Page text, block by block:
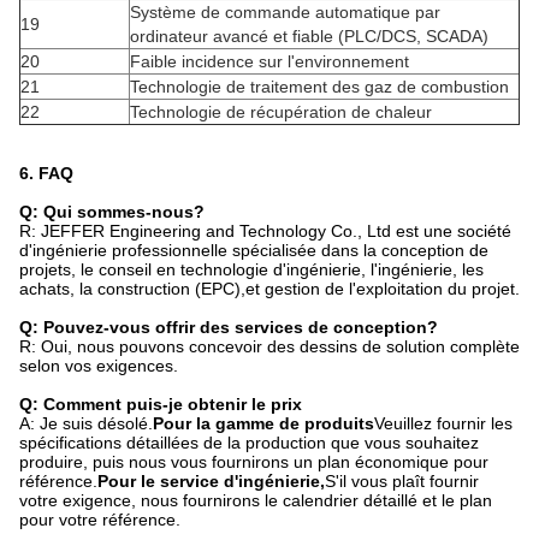
19
Système de commande automatique par
ordinateur avancé et fiable (PLC/DCS, SCADA)
20
Faible incidence sur l'environnement
21
Technologie de traitement des gaz de combustion
22
Technologie de récupération de chaleur
6. FAQ
Q: Qui sommes-nous?
R: JEFFER Engineering and Technology Co., Ltd est une société
d'ingénierie professionnelle spécialisée dans la conception de
projets, le conseil en technologie d'ingénierie, l'ingénierie, les
achats, la construction (EPC),et gestion de l'exploitation du projet.
Q: Pouvez-vous offrir des services de conception?
R: Oui, nous pouvons concevoir des dessins de solution complète
selon vos exigences.
Q: Comment puis-je obtenir le prix
A: Je suis désolé. Pour la gamme de produitsVeuillez fournir les
spécifications détaillées de la production que vous souhaitez
produire, puis nous vous fournirons un plan économique pour
référence. Pour le service d'ingénierie,S'il vous plaît fournir
votre exigence, nous fournirons le calendrier détaillé et le plan
pour votre référence.